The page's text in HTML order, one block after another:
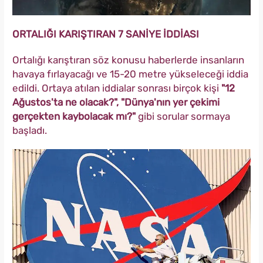
ORTALIĞI KARIŞTIRAN 7 SANİYE İDDİASI
Ortalığı karıştıran söz konusu haberlerde insanların
havaya fırlayacağı ve 15-20 metre yükseleceği iddia
edildi. Ortaya atılan iddialar sonrası birçok kişi "12
Ağustos'ta ne olacak?", "Dünya'nın yer çekimi
gerçekten kaybolacak mı?" gibi sorular sormaya
başladı.